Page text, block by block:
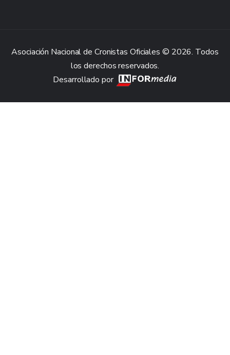
Asociación Nacional de Cronistas Oficiales © 2026. Todos
los derechos reservados.
Desarrollado por